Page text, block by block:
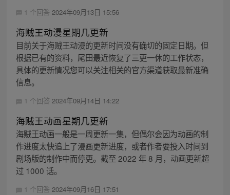
1 个回答 2024年09月13日 15:56
海贼王动漫星期几更新
目前关于海贼王动漫的更新时间没有确切的固定日期。但
根据已有的资料，尾田最近恢复了三更一休的工作状态，
具体的更新情况您可以关注相关的官方渠道获取最新准确
信息。
1 个回答 2024年09月14日 14:22
海贼王动画星期几更新
海贼王动画一般是一周更新一集，但偶尔会因为动画的制
作进度太快追上了漫画更新进度，或者作者要投入时间到
剧场版的制作中而停更。截至 2022 年 8 月，动画更新超
过 1000 话。
1 个回答 2024年09月16日 17:51